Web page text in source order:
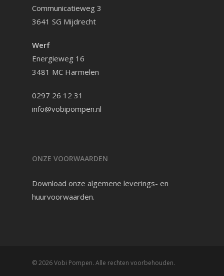
Communicatieweg 3
3641 SG Mijdrecht
Werf
Energieweg 16
3481 MC Harmelen
0297 26 12 31
info@vobipompen.nl
ONZE VOORWAARDEN
Download onze algemene leverings- en
huurvoorwaarden.
© 2026 Vobi Pompen. Alle rechten voorbehouden.